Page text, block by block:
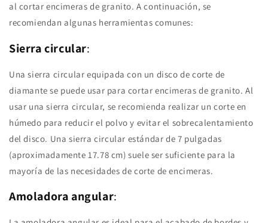
al cortar encimeras de granito. A continuación, se
recomiendan algunas herramientas comunes:
Sierra circular:
Una sierra circular equipada con un disco de corte de
diamante se puede usar para cortar encimeras de granito. Al
usar una sierra circular, se recomienda realizar un corte en
húmedo para reducir el polvo y evitar el sobrecalentamiento
del disco. Una sierra circular estándar de 7 pulgadas
(aproximadamente 17.78 cm) suele ser suficiente para la
mayoría de las necesidades de corte de encimeras.
Amoladora angular: